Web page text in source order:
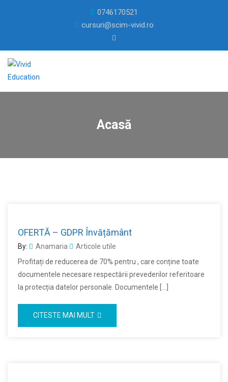
0746170521
cursuri@scim-vivid.ro
Acasă
OFERTĂ – GDPR Învățământ
By: Anamaria
Articole utile
Profitați de reducerea de 70% pentru , care conține toate
documentele necesare respectării prevederilor referitoare
la protecția datelor personale. Documentele […]
CITESTE MAI MULT